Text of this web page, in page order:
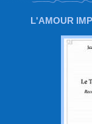
L'AMOUR